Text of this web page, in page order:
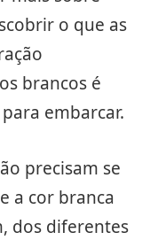
o que as
brancos é
embarcar.
precisam se
a cor branca
dos diferentes